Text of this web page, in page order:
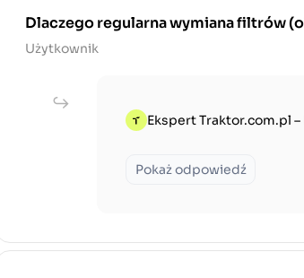
Dlaczego regularna wymiana filtrów
Użytkownik
Ekspert Traktor.com.pl
Pokaż odpowiedź